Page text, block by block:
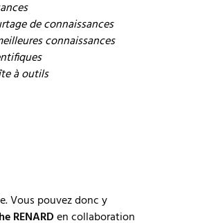
de connaissances
connaissances
à outils
Vous pouvez donc y
RENARD en collaboration